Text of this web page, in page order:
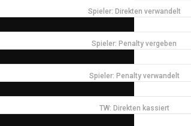
Spieler: Direkten verwandelt
Spieler: Penalty vergeben
Spieler: Penalty verwandelt
TW: Direkten kassiert